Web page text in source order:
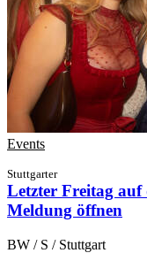
Events
Stuttgarter
Letzter Freitag
Meldung öffnen
BW / S / Stuttgart